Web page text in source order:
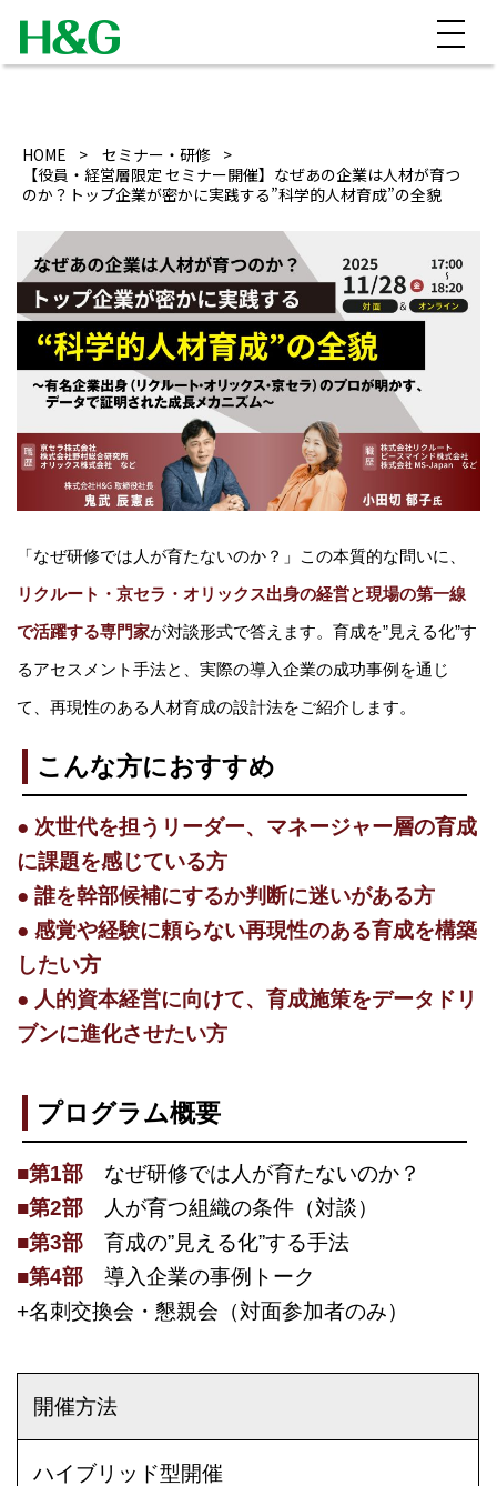
HOME
セミナー・研修
【役員・経営層限定 セミナー開催】なぜあの企業は人材が育つ
のか？トップ企業が密かに実践する”科学的人材育成”の全貌
「なぜ研修では人が育たないのか？」この本質的な問いに、
リクルート・京セラ・オリックス出身の経営と現場の第一線
で活躍する専門家が対談形式で答えます。育成を”見える化”す
るアセスメント手法と、実際の導入企業の成功事例を通じ
て、再現性のある人材育成の設計法をご紹介します。
こんな方におすすめ
● 次世代を担うリーダー、マネージャー層の育成
に課題を感じている方
● 誰を幹部候補にするか判断に迷いがある方
● 感覚や経験に頼らない再現性のある育成を構築
したい方
● 人的資本経営に向けて、育成施策をデータドリ
ブンに進化させたい方
プログラム概要
■第1部 なぜ研修では人が育たないのか？
■第2部 人が育つ組織の条件（対談）
■第3部 育成の”見える化”する手法
■第4部 導入企業の事例トーク
+名刺交換会・懇親会（対面参加者のみ）
開催方法
ハイブリッド型開催